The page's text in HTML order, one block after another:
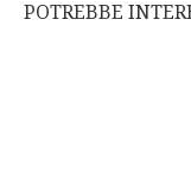
POTREBBE